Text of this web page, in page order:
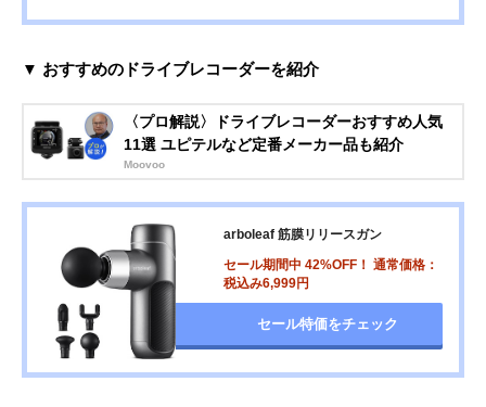
▼ おすすめのドライブレコーダーを紹介
〈プロ解説〉ドライブレコーダーおすすめ人気
11選 ユピテルなど定番メーカー品も紹介
Moovoo
arboleaf 筋膜リリースガン
セール期間中 42%OFF！ 通常価格：
税込み6,999円
セール特価をチェック